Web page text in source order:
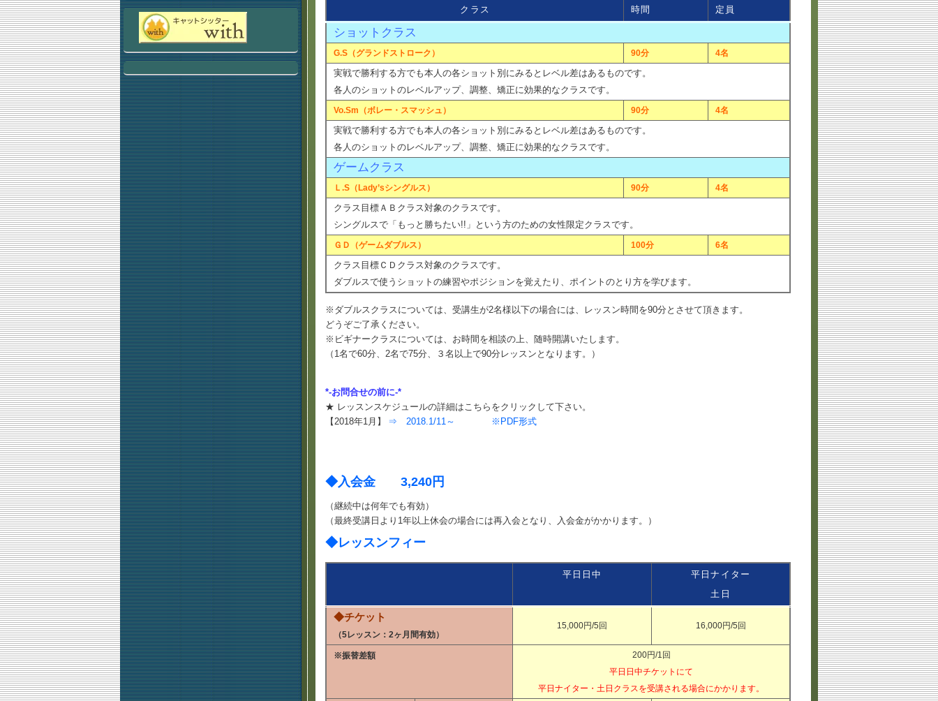
クラス 時間 定員
ショットクラス
G.S（グランドストローク） 90分 4名
実戦で勝利する方でも本人の各ショット別にみるとレベル差はあるものです。
各人のショットのレベルアップ、調整、矯正に効果的なクラスです。
Vo.Sm（ボレー・スマッシュ） 90分 4名
実戦で勝利する方でも本人の各ショット別にみるとレベル差はあるものです。
各人のショットのレベルアップ、調整、矯正に効果的なクラスです。
ゲームクラス
Ｌ.S（Lady’sシングルス） 90分 4名
クラス目標ＡＢクラス対象のクラスです。
シングルスで「もっと勝ちたい!!」という方のための女性限定クラスです。
ＧＤ（ゲームダブルス） 100分 6名
クラス目標ＣＤクラス対象のクラスです。
ダブルスで使うショットの練習やポジションを覚えたり、ポイントのとり方を学びます。
※ダブルスクラスについては、受講生が2名様以下の場合には、レッスン時間を90分とさせて頂きます。
どうぞご了承ください。
※ビギナークラスについては、お時間を相談の上、随時開講いたします。
（1名で60分、2名で75分、３名以上で90分レッスンとなります。）
*-お問合せの前に-*
★ レッスンスケジュールの詳細はこちらをクリックして下さい。
【2018年1月】
⇒ 2018.1/11～ ※PDF形式
◆入会金 3,240円
（継続中は何年でも有効）
（最終受講日より1年以上休会の場合には再入会となり、入会金がかかります。）
◆レッスンフィー
平日日中
平日ナイター
土日
◆チケット
（5レッスン：2ヶ月間有効）
15,000円/5回 16,000円/5回
※振替差額
200円/1回
平日日中チケットにて
平日ナイター・土日クラスを受講される場合にかかります。